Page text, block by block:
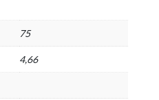
75
4,66